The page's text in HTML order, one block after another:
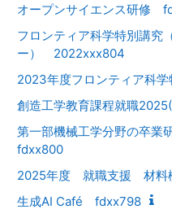
オープンサイエンス研修
フロンティア科学特別講究
ー） 2022xxx804
2023年度フロンティア科
創造工学教育課程就職
第一部機械工学分野の卒
fdxx800
2025年度 就職支援 材
生成AI Café fdxx798